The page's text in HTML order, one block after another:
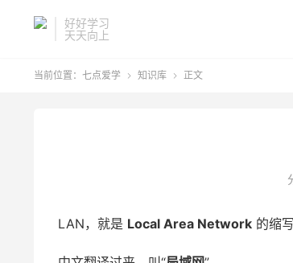
好好学习
天天向上
当前位置： 七点爱学  知识库  正文
LAN，就是 Local Area Network 的缩写